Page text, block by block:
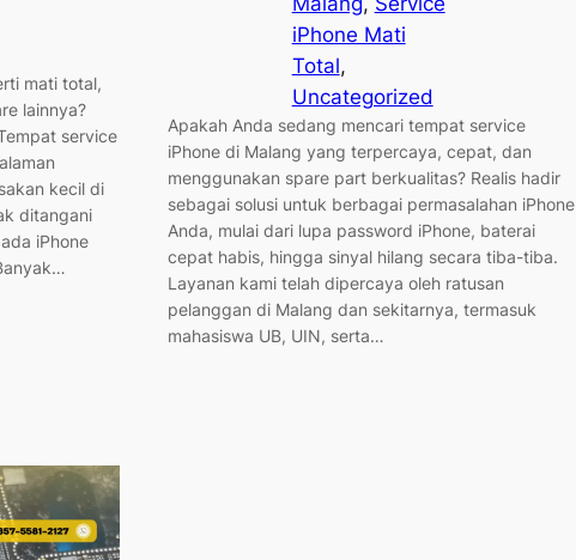
mati total,
lainnya?
service
kecil di
ditangani
iPhone
iPhone Mati
Total
Uncategorized
Apakah Anda sedang mencari tempat service
iPhone di Malang yang terpercaya, cepat, dan
menggunakan spare part berkualitas? Realis hadir
sebagai solusi untuk berbagai permasalahan iPhone
Anda, mulai dari lupa password iPhone, baterai
cepat habis, hingga sinyal hilang secara tiba-tiba.
Layanan kami telah dipercaya oleh ratusan
pelanggan di Malang dan sekitarnya, termasuk
mahasiswa UB, UIN, serta…